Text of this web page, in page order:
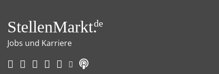
StellenMarkt.de
Jobs und Karriere